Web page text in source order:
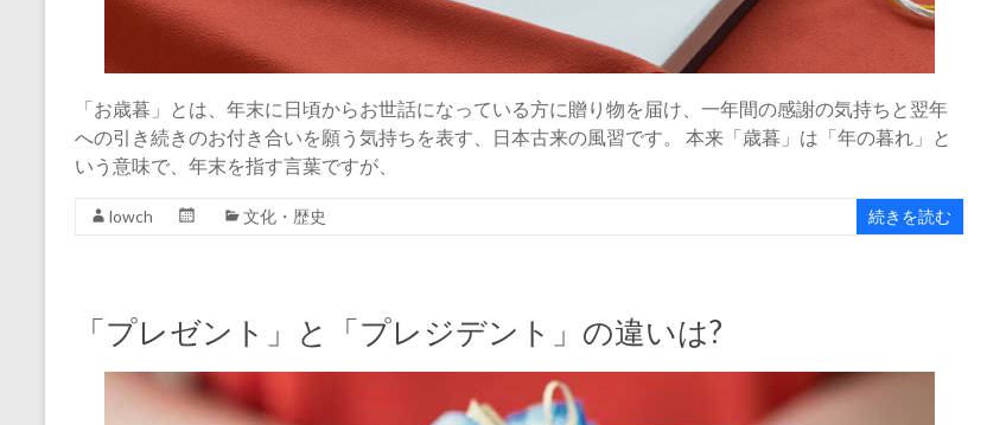
「お歳暮」とは、年末に日頃からお世話になっている方に贈り物を届け、一年間の感謝の気持ちと翌年
への引き続きのお付き合いを願う気持ちを表す、日本古来の風習です。 本来「歳暮」は「年の暮れ」と
いう意味で、年末を指す言葉ですが、
lowch 文化・歴史 続きを読む
「プレゼント」と「プレジデント」の違いは?